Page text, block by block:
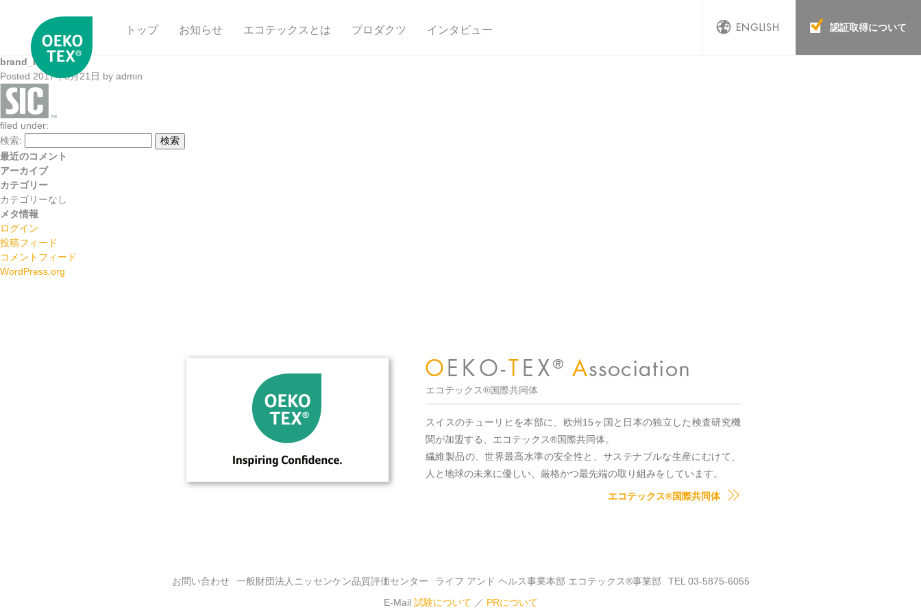
トップ お知らせ エコテックスとは プロダクツ インタビュー 認証取得について
brand_logo_t3_10
Posted 2017年8月21日 by admin
filed under:
検索:
検索
最近のコメント
アーカイブ
カテゴリー
カテゴリーなし
メタ情報
ログイン
投稿フィード
コメントフィード
WordPress.org
エコテックス®国際共同体
スイスのチューリヒを本部に、欧州15ヶ国と日本の独立した検査研究機
関が加盟する、エコテックス®国際共同体。
繊維製品の、世界最高水準の安全性と、サステナブルな生産にむけて、
人と地球の未来に優しい、厳格かつ最先端の取り組みをしています。
エコテックス®国際共同体
お問い合わせ 一般財団法人ニッセンケン品質評価センター ライフ アンド ヘルス事業本部 エコテックス®事業部
TEL 03-5875-6055
E-Mail 試験について ／ PRについて